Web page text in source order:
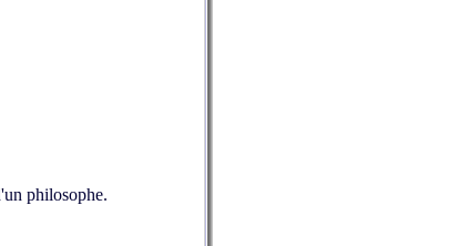
philosophe.